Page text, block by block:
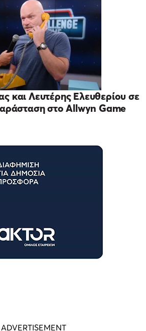
και Λευτέρης Ελευθερίου σε
στο Allwyn Game